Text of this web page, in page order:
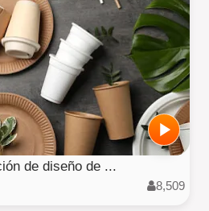
de diseño de ...
8,509